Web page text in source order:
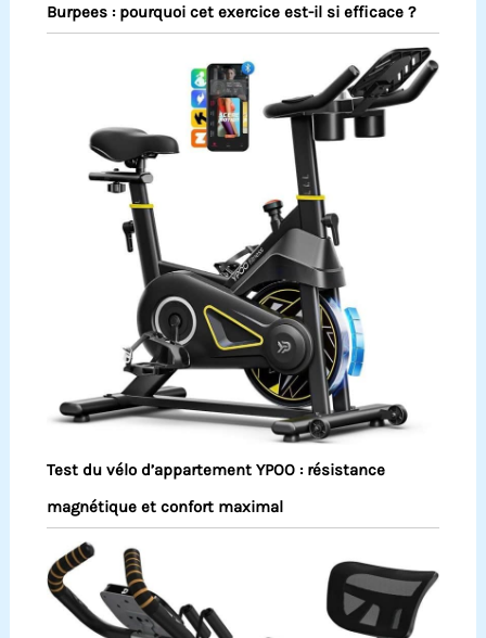
Burpees : pourquoi cet exercice est-il si efficace ?
Test du vélo d’appartement YPOO : résistance
magnétique et confort maximal